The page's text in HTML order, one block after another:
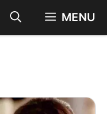
MENU